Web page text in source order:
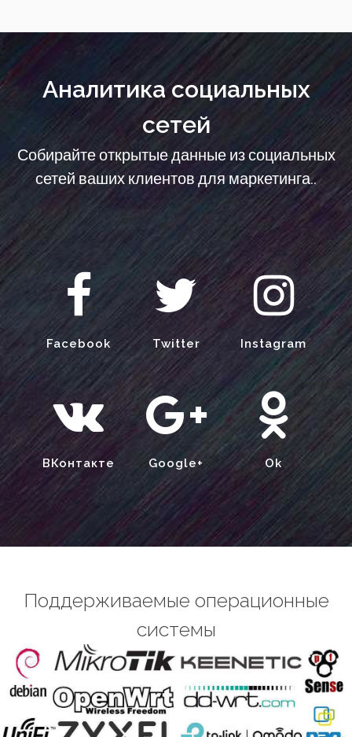
Аналитика социальных
сетей
Собирайте открытые данные из социальных
сетей ваших клиентов для маркетинга..
Facebook Twitter Instagram
ВКонтакте Google+ Ok
Поддерживаемые операционные
системы